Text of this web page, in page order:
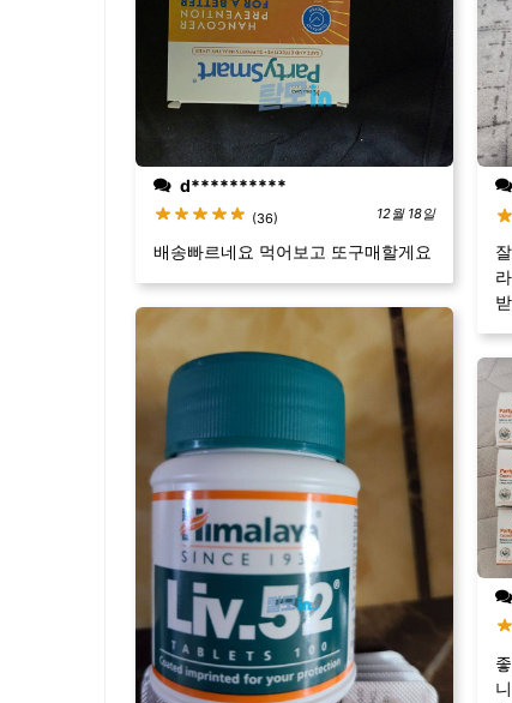
d**********
(36) 12월 18일
배송빠르네요 먹어보고 또구매할게요